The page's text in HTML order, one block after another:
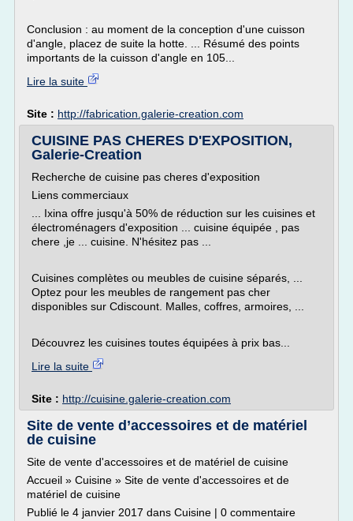
Conclusion : au moment de la conception d'une cuisson
d'angle, placez de suite la hotte. ... Résumé des points
importants de la cuisson d'angle en 105...
Lire la suite
Site : http://fabrication.galerie-creation.com
CUISINE PAS CHERES D'EXPOSITION,
Galerie-Creation
Recherche de cuisine pas cheres d'exposition
Liens commerciaux
... Ixina offre jusqu'à 50% de réduction sur les cuisines et
électroménagers d'exposition ... cuisine équipée , pas
chere ,je ... cuisine. N'hésitez pas ...
Cuisines complètes ou meubles de cuisine séparés, ...
Optez pour les meubles de rangement pas cher
disponibles sur Cdiscount. Malles, coffres, armoires, ...
Découvrez les cuisines toutes équipées à prix bas...
Lire la suite
Site : http://cuisine.galerie-creation.com
Site de vente d’accessoires et de matériel
de cuisine
Site de vente d'accessoires et de matériel de cuisine
Accueil » Cuisine » Site de vente d'accessoires et de
matériel de cuisine
Publié le 4 janvier 2017 dans Cuisine | 0 commentaire